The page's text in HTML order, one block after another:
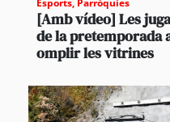
Esports, Parròquies
[Amb vídeo] Les
de la pretemporada
omplir les vitrines